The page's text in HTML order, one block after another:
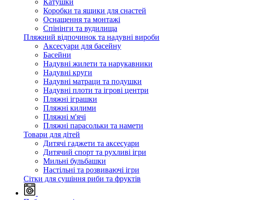
Катушки
Коробки та ящики для снастей
Оснащення та монтажі
Спінінги та вудилища
Пляжний відпочинок та надувні вироби
Аксесуари для басейну
Басейни
Надувні жилети та нарукавники
Надувні круги
Надувні матраци та подушки
Надувні плоти та ігрові центри
Пляжні іграшки
Пляжні килими
Пляжні м'ячі
Пляжні парасольки та намети
Товари для дітей
Дитячі гаджети та аксесуари
Дитячий спорт та рухливі ігри
Мильні бульбашки
Настільні та розвиваючі ігри
Сітки для сушіння риби та фруктів